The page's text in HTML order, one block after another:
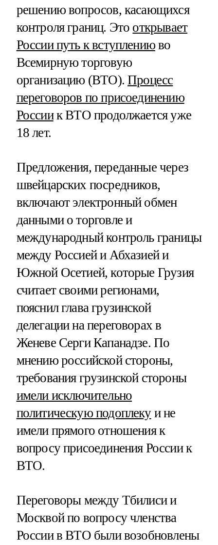
решению вопросов, касающихся
контроля границ. Это открывает
России путь к вступлениюво
Всемирную торговую
организацию (ВТО).Процесс
переговоров по присоединению
Россиик ВТО продолжается уже
18 лет.
Предложения, переданные через
швейцарских посредников,
включают электронный обмен
данными о торговле и
международный контроль границы
между Россией и Абхазией и
Южной Осетией, которые Грузия
считает своими регионами,
пояснил глава грузинской
делегации на переговорах в
Женеве Серги Капанадзе. По
мнению российской стороны,
требования грузинской стороны
имели исключительно
политическую подоплекуи не
имели прямого отношения к
вопросу присоединения России к
ВТО.
Переговоры между Тбилиси и
Москвой по вопросу членства
России в ВТО были возобновлены